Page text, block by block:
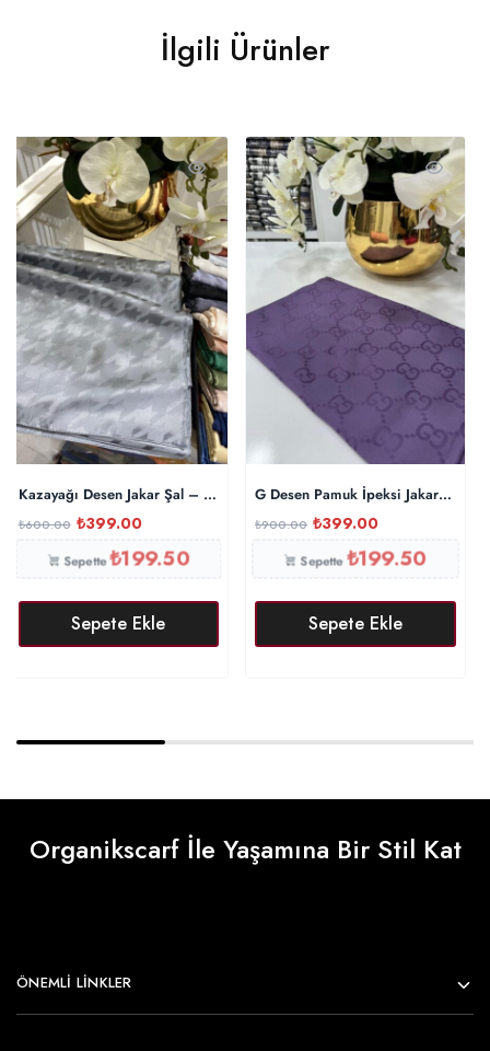
İlgili Ürünler
Kazayağı Desen Jakar Şal – Füme
₺600.00 ₺399.00
Sepette₺199.50
Sepete Ekle
G Desen Pamuk İpeksi Jakar Şal –
₺900.00 ₺399.00
Sepette₺199.50
Sepete Ekle
Organikscarf İle Yaşamına Bir Stil Kat
ÖNEMLI LINKLER